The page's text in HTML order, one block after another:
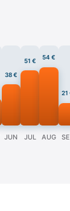
38 €
JUN
51 €
JUL
54 €
AUG
21